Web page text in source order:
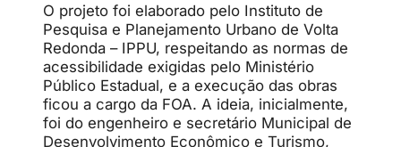
O projeto foi elaborado pelo Instituto de
Pesquisa e Planejamento Urbano de Volta
Redonda – IPPU, respeitando as normas de
acessibilidade exigidas pelo Ministério
Público Estadual, e a execução das obras
ficou a cargo da FOA. A ideia, inicialmente,
foi do engenheiro e secretário Municipal de
Desenvolvimento Econômico e Turismo,